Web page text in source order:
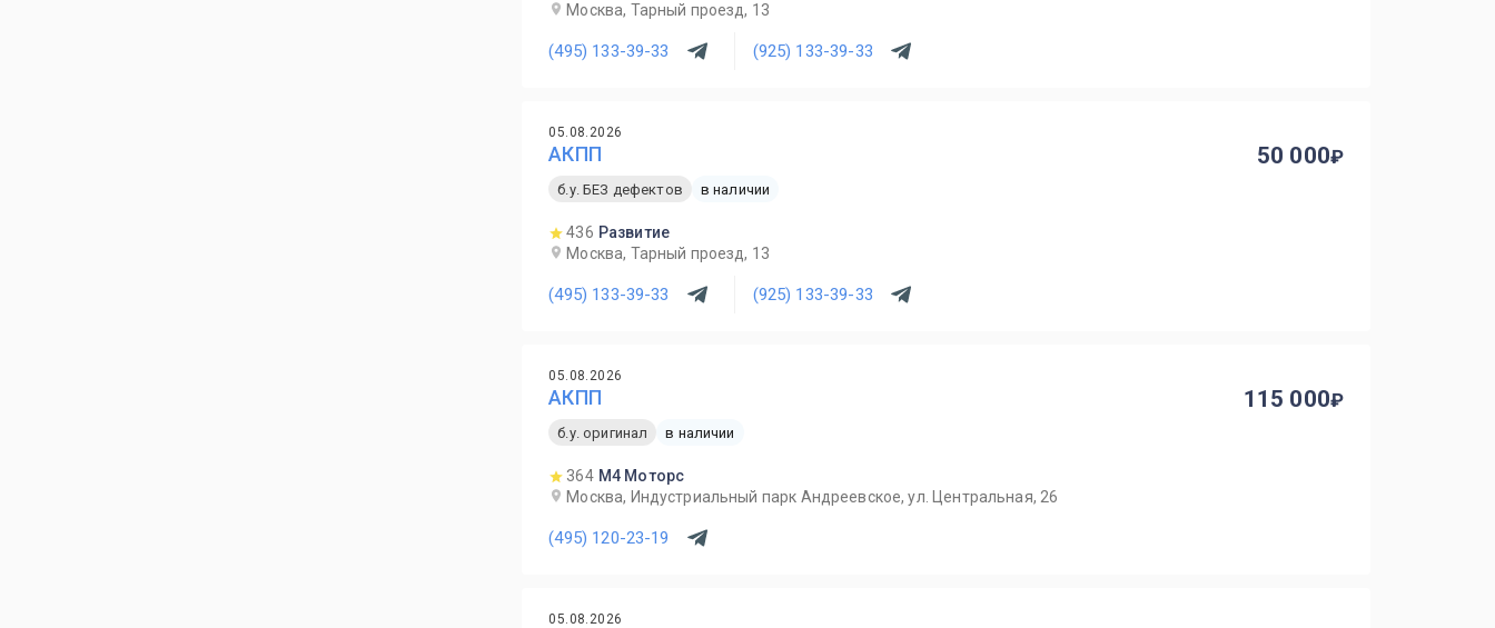
Москва, Тарный проезд, 13
(495) 133-39-33 (925) 133-39-33
05.08.2026
АКПП
б.у. БЕЗ дефектов в наличии
436 Развитие
Москва, Тарный проезд, 13
(495) 133-39-33 (925) 133-39-33
50 000
05.08.2026
АКПП
б.у. оригинал в наличии
364 М4 Моторс
Москва, Индустриальный парк Андреевское, ул. Центральная, 26
(495) 120-23-19
115 000
05.08.2026